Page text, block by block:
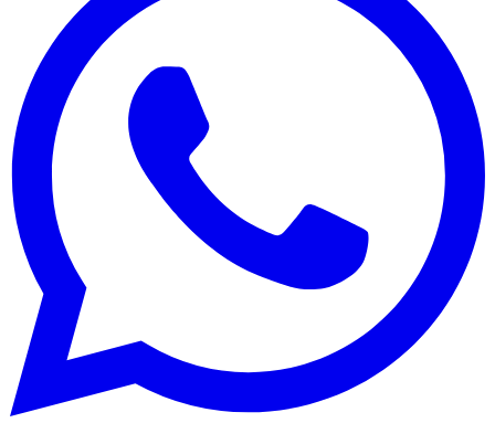
Flamengo
Em Alta
Gelato Borelli lança sabor com baunilha, whisky e caramelo
para o Dia dos Pais